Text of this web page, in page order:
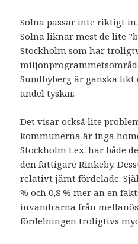
Solna passar inte riktigt
Solna liknar mest de lite
Stockholm som har
Sundbyberg är ganska
andel tyskar.
Det visar också lite
kommunerna är inga
Stockholm t.ex. har både
den fattigare Rinkeby.
relativt jämt fördelade.
% och 0,8 % mer än en
invandrarna från
fördelningen troligtivs